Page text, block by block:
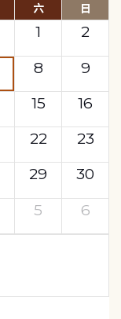
六 日
1
2
8
9
15
16
22
23
29
30
5 6